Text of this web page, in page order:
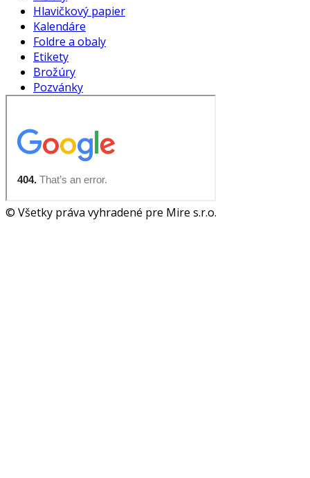
Hlavičkový papier
Kalendáre
Foldre a obaly
Etikety
Brožúry
Pozvánky
© Všetky práva vyhradené pre Mire s.r.o.